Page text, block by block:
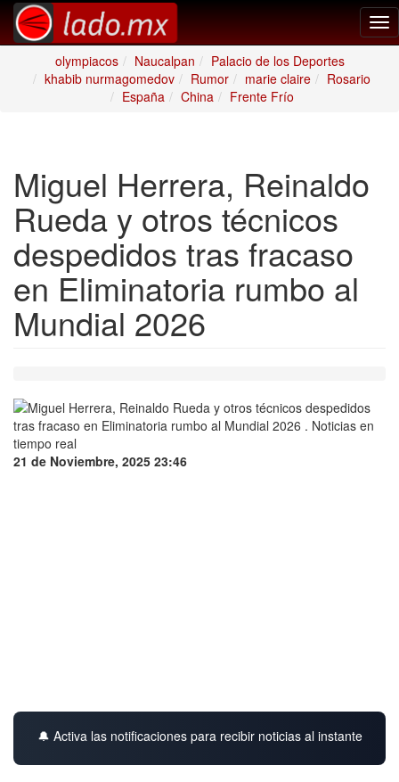
olympiacos
Naucalpan
Palacio de los Deportes
khabib nurmagomedov
Rumor marie claire
Rosario
España
China Frente Frío
Miguel Herrera, Reinaldo
Rueda y otros técnicos
despedidos tras fracaso
en Eliminatoria rumbo al
Mundial 2026
21 de Noviembre, 2025 23:46
🔔 Activa las notificaciones para recibir noticias al instante